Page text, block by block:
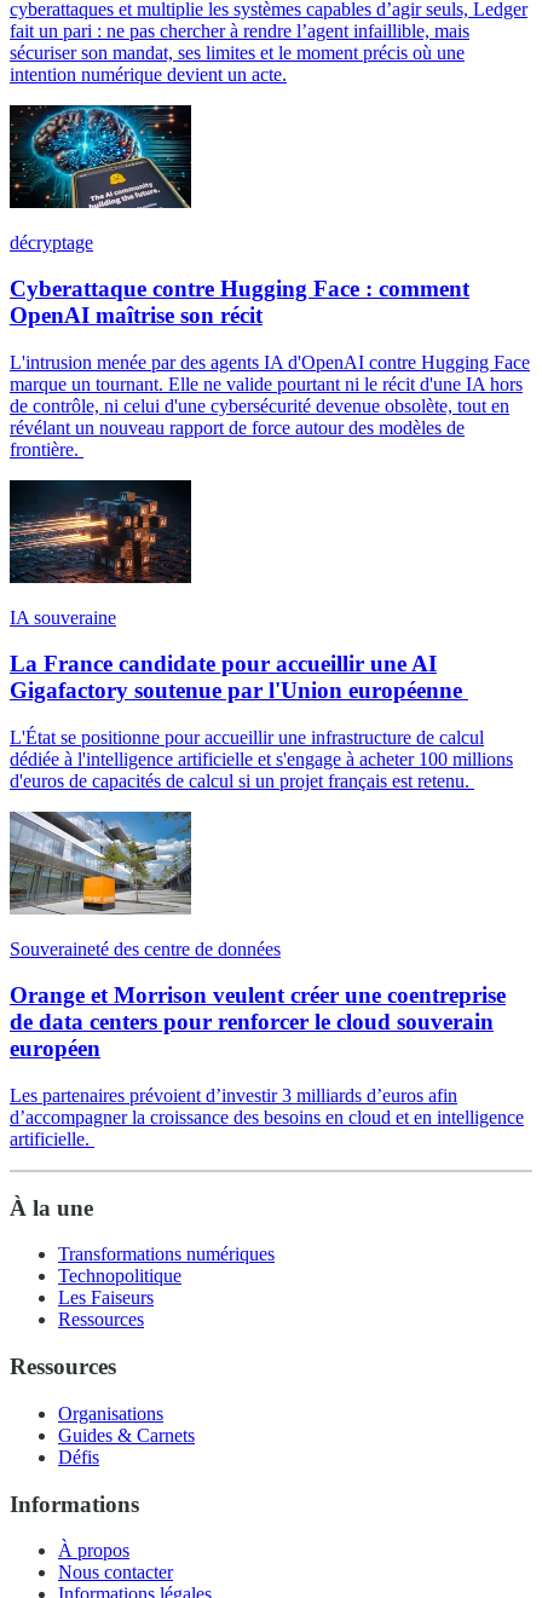
cyberattaques et multiplie les systèmes capables d’agir seuls, Ledger
fait un pari : ne pas chercher à rendre l’agent infaillible, mais
sécuriser son mandat, ses limites et le moment précis où une
intention numérique devient un acte.
décryptage
Cyberattaque contre Hugging Face : comment
OpenAI maîtrise son récit
L'intrusion menée par des agents IA d'OpenAI contre Hugging Face
marque un tournant. Elle ne valide pourtant ni le récit d'une IA hors
de contrôle, ni celui d'une cybersécurité devenue obsolète, tout en
révélant un nouveau rapport de force autour des modèles de
frontière.
IA souveraine
La France candidate pour accueillir une AI
Gigafactory soutenue par l'Union européenne
L'État se positionne pour accueillir une infrastructure de calcul
dédiée à l'intelligence artificielle et s'engage à acheter 100 millions
d'euros de capacités de calcul si un projet français est retenu.
Souveraineté des centre de données
Orange et Morrison veulent créer une coentreprise
de data centers pour renforcer le cloud souverain
européen
Les partenaires prévoient d’investir 3 milliards d’euros afin
d’accompagner la croissance des besoins en cloud et en intelligence
artificielle.
À la une
Transformations numériques
Technopolitique
Les Faiseurs
Ressources
Ressources
Organisations
Guides & Carnets
Défis
Informations
À propos
Nous contacter